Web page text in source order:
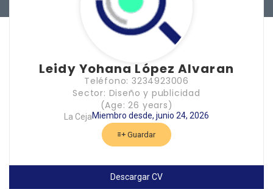
Leidy Yohana López Alvaran
Teléfono: 3234923006
Sector: Diseño y publicidad
(Age: 26 years)
La CejaMiembro desde, junio 24, 2026
Guardar
Descargar CV